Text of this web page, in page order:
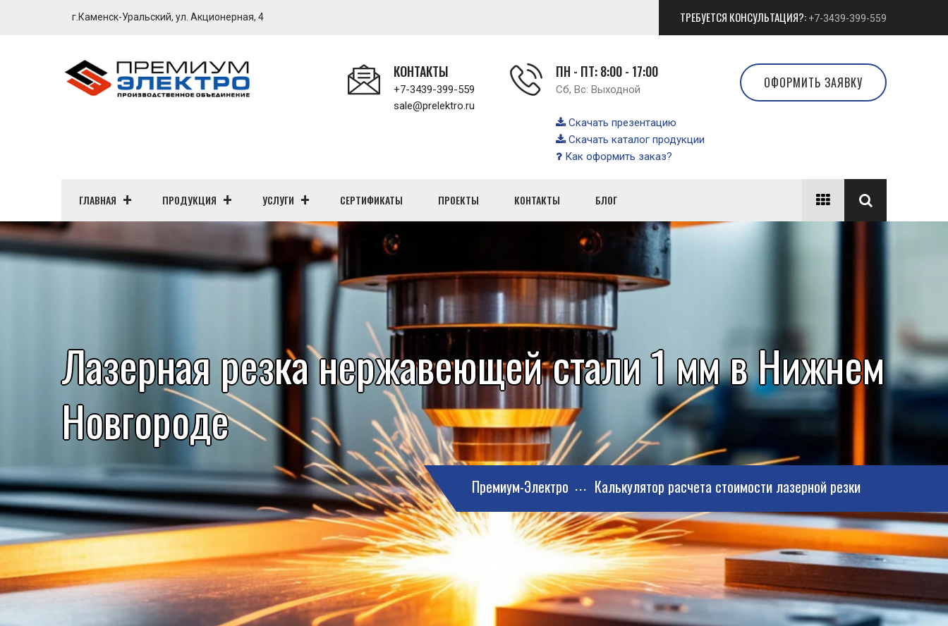
г.Каменск-Уральский, ул. Акционерная, 4 ТРЕБУЕТСЯ КОНСУЛЬТАЦИЯ?: +7-3439-399-559
КОНТАКТЫ
+7-3439-399-559
sale@prelektro.ru
ПН - ПТ: 8:00 - 17:00
Сб, Вс: Выходной
Скачать презентацию
Скачать каталог продукции
Как оформить заказ?
ОФОРМИТЬ ЗАЯВКУ
ГЛАВНАЯ ПРОДУКЦИЯ УСЛУГИ СЕРТИФИКАТЫ ПРОЕКТЫ КОНТАКТЫ БЛОГ
Лазерная резка нержавеющей стали 1 мм в Нижнем
Новгороде
Премиум-Электро Калькулятор расчета стоимости лазерной резки